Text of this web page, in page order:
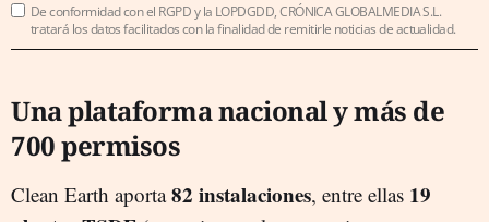
De conformidad con el RGPD y la LOPDGDD, CRÓNICA GLOBALMEDIA S.L.
tratará los datos facilitados con la finalidad de remitirle noticias de actualidad.
Una plataforma nacional y más de
700 permisos
Clean Earth aporta82 instalaciones, entre ellas 19